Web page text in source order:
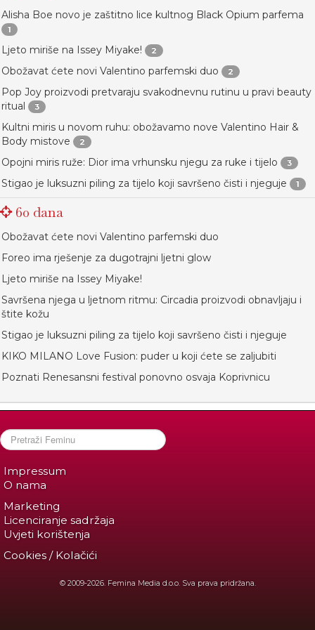
Alisha Boe novo je zaštitno lice kultnog Black Opium parfema
1
Ljeto miriše na Issey Miyake! 2
Obožavat ćete novi Valentino parfemski duo 2
Pop Joy proizvodi pretvaraju svakodnevnu rutinu u pravi beauty
ritual
3
Kultni miris u novom ruhu: obožavamo nove Valentino Hair &
Body mistove
2
Opojni miris ruže: Dior ima vrhunsku njegu za ruke i tijelo 3
Stigao je luksuzni piling za tijelo koji savršeno čisti i njeguje 1
60 dana
Obožavat ćete novi Valentino parfemski duo
Foreo ima rješenje za dugotrajni ljetni glow
Ljeto miriše na Issey Miyake!
Savršena njega u ljetnom ritmu: Circadia proizvodi obnavljaju i
štite kožu
Stigao je luksuzni piling za tijelo koji savršeno čisti i njeguje
KIKO MILANO Love Fusion: puder u koji ćete se zaljubiti
Poznati Renesansni festival ponovno osvaja Koprivnicu
Impressum
O nama
Marketing
Licenciranje sadržaja
Uvjeti korištenja
Cookies / Kolačići
© 2009-2026. Femina Media d.o.o. Sva prava pridržana.